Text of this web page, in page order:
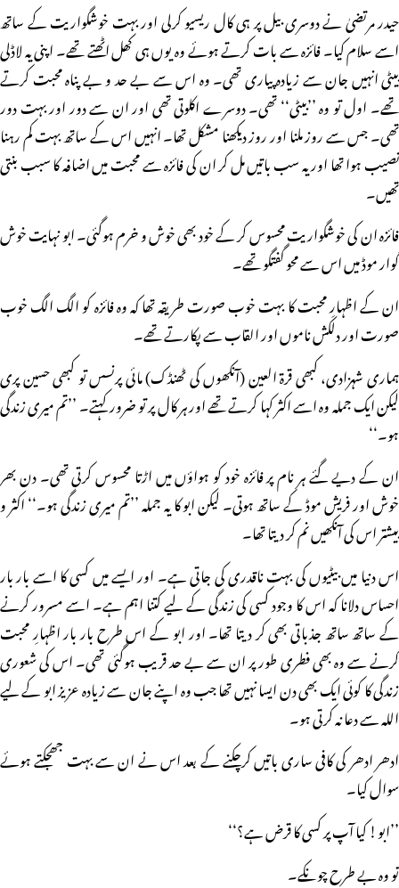
حیدر مرتضیٰ نے دوسری بیل پر ہی کال ریسیو کرلی اور بہت خوشگواریت کے ساتھ
اسے سلام کیا۔ فائزہ سے بات کرتے ہوئے وہ یوں ہی کھل اٹھتے تھے۔ اپنی یہ لاڈلی
بیٹی انہیں جان سے زیادہ پیاری تھی۔ وہ اس سے بے حد و بے پناہ محبت کرتے
تھے۔ اول تو وہ ’’بیٹی‘‘ تھی۔ دوسرے اکلوتی تھی اور ان سے دور اور بہت دور
تھی۔ جس سے روز ملنا اور روز دیکھنا مشکل تھا۔ انہیں اس کے ساتھ بہت کم رہنا
نصیب ہوا تھا اور یہ سب باتیں مل کر ان کی فائزہ سے محبت میں اضافہ کا سبب بنتی
تھیں۔
فائزہ ان کی خوشگواریت محسوس کر کے خود بھی خوش و خرم ہوگئی۔ ابو نہایت خوش
گوار موڈ میں اس سے محو گفتگو تھے۔
ان کے اظہارِ محبت کا بہت خوب صورت طریقہ تھا کہ وہ فائزہ کو الگ الگ خوب
صورت اور دلکش ناموں اور القاب سے پکارتے تھے۔
ہماری شہزادی، کبھی قرۃ العین (آنکھوں کی ٹھنڈک) مائی پرنسس تو کبھی حسین پری
لیکن ایک جملہ وہ اسے اکثر کہا کرتے تھے اور ہر کال پر تو ضرور کہتے۔ ’’تم میری زندگی
ہو۔‘‘
ان کے دیے گئے ہر نام پر فائزہ خود کو ہواؤں میں اڑتا محسوس کرتی تھی۔ دن بھر
خوش اور فریش موڈ کے ساتھ ہوتی۔ لیکن ابو کا یہ جملہ ’’تم میری زندگی ہو۔‘‘ اکثر و
بیشتر اس کی آنکھیں نم کر دیتا تھا۔
اس دنیا میں بیٹیوں کی بہت ناقدری کی جاتی ہے۔ اور ایسے میں کسی کا اسے بار بار
احساس دلانا کہ اس کا وجود کسی کی زندگی کے لیے کتنا اہم ہے۔ اسے مسرور کرنے
کے ساتھ ساتھ جذباتی بھی کر دیتا تھا۔ اور ابو کے اس طرح بار بار اظہارِ محبت
کرنے سے وہ بھی فطری طور پر ان سے بے حد قریب ہوگئی تھی۔ اس کی شعوری
زندگی کا کوئی ایک بھی دن ایسا نہیں تھا جب وہ اپنے جان سے زیادہ عزیز ابو کے لیے
اللہ سے دعا نہ کرتی ہو۔
ادھر ادھر کی کافی ساری باتیں کرچکنے کے بعد اس نے ان سے بہت جھجکتے ہوئے
سوال کیا۔
’’ابو! کیا آپ پر کسی کا قرض ہے؟‘‘
تو وہ بے طرح چونکے۔